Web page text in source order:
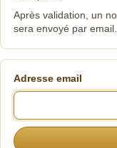
Après validation, un
sera envoyé par email.
Adresse email